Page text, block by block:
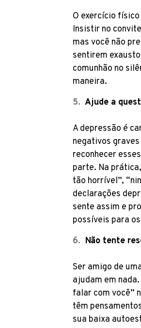
O exercício
Insistir no
mas você não
sentirem
comunhão no
maneira.
Ajude a
A depressão é
negativos
reconhecer
parte. Na
tão horrível”,
declarações
sente assim e
possíveis para
Não tente
Ser amigo de
ajudam em
falar com você”
têm
sua baixa